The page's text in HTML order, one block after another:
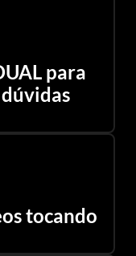
para
tocando